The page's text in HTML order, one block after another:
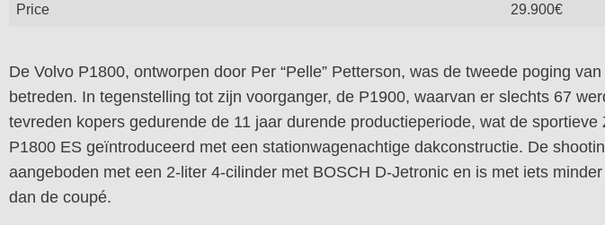
Price 29.900€
De Volvo P1800, ontworpen door Per “Pelle” Petterson, was de tweede poging
betreden. In tegenstelling tot zijn voorganger, de P1900, waarvan er slechts 67
tevreden kopers gedurende de 11 jaar durende productieperiode, wat de
P1800 ES geïntroduceerd met een stationwagenachtige dakconstructie. De
aangeboden met een 2-liter 4-cilinder met BOSCH D-Jetronic en is met iets
dan de coupé.